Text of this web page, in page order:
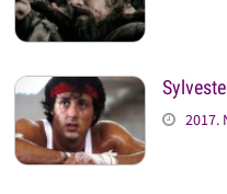
2017.